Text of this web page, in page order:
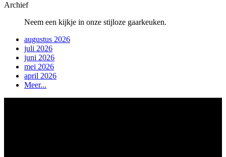
Archief
Neem een kijkje in onze stijloze gaarkeuken.
augustus 2026
juli 2026
juni 2026
mei 2026
april 2026
Meer...